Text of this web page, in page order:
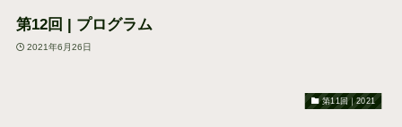
第12回 | プログラム
2021年6月26日
第11回｜2021